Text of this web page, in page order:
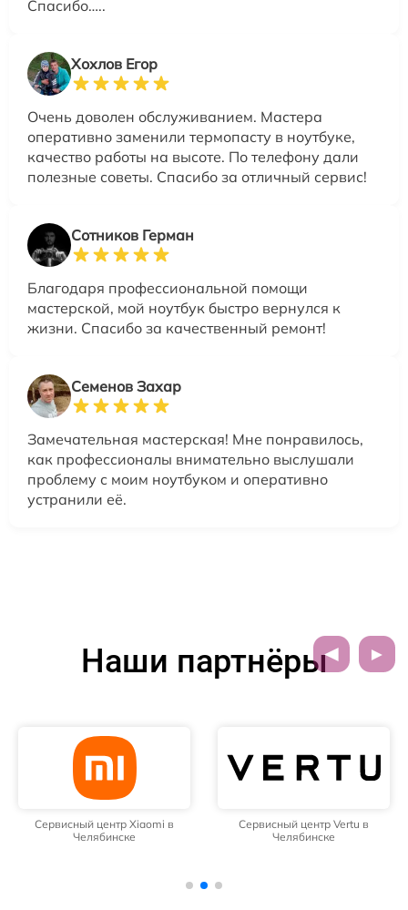
Спасибо…..
Хохлов Егор
Очень доволен обслуживанием. Мастера
оперативно заменили термопасту в ноутбуке,
качество работы на высоте. По телефону дали
полезные советы. Спасибо за отличный сервис!
Сотников Герман
Благодаря профессиональной помощи
мастерской, мой ноутбук быстро вернулся к
жизни. Спасибо за качественный ремонт!
Семенов Захар
Замечательная мастерская! Мне понравилось,
как профессионалы внимательно выслушали
проблему с моим ноутбуком и оперативно
устранили её.
Наши партнёры
Сервисный центр Xiaomi в
Челябинске
Сервисный центр Vertu в
Челябинске